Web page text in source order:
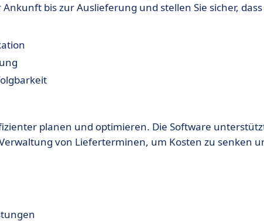
bis zur Auslieferung und stellen Sie sicher, dass
planen und optimieren. Die Software
von Lieferterminen, um Kosten zu senken